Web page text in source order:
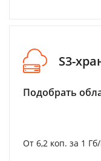
S3-
Подобрать
От 6,2 коп. за 1